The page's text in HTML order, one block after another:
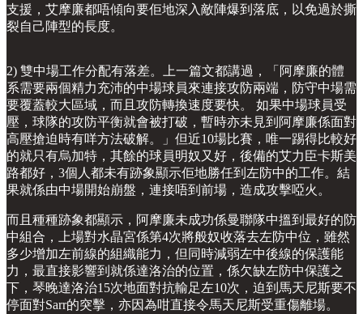
支援，艾摩廉都唔傾向要佢地深入敵陣爆到落底，以免過於撕
裂自己陣型的長度。
2) 雙中場工作分配有落差。上一篇文都講過，「阿摩廉的體
系需要兩個精力充沛的中場球員來連接攻防兩端，防守中場需
要覆蓋較大區域，而且攻防轉換速度要快。 如果中場球員受
壓，球隊的攻防平衡就會被打破，暫時亦未見到阿摩廉係面對
高壓搶迫時有咩方法破解。」但近10場比賽，唯一踢得比較好
的就只有烏加特，其餘的球員明奴又好，後備的艾力臣卡斯美
路都好，3個人都未有跡象顯示佢地勝任到左防中的工作。結
果就係由中場開始崩盤，連接唔到前場，造成攻擊啞火。
而且種種跡象都顯示，阿摩廉未成功係曼聯隊中搵到最好的防
中組合，上場對水晶宮係第4次將般奴收落去左防中位，雖然
多少增加左前線的組織能力，但同時減弱左中後線的保護能
力，最直接影響到就係達洛治的位置，係欠缺左防中保護之
下，琴晚達洛治15次地面對抗輸足左10次，迫到馬天尼斯要不
停面對Sarr的突擊，亦因為咁直接令馬天尼斯受重傷離場。